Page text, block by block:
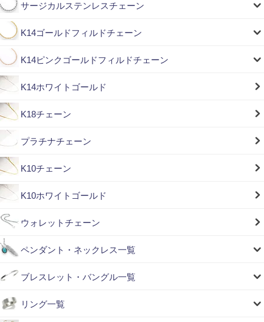
サージカルステンレスチェーン
K14ゴールドフィルドチェーン
K14ピンクゴールドフィルドチェーン
K14ホワイトゴールド
K18チェーン
プラチナチェーン
K10チェーン
K10ホワイトゴールド
ウォレットチェーン
ペンダント・ネックレス一覧
ブレスレット・バングル一覧
リング一覧